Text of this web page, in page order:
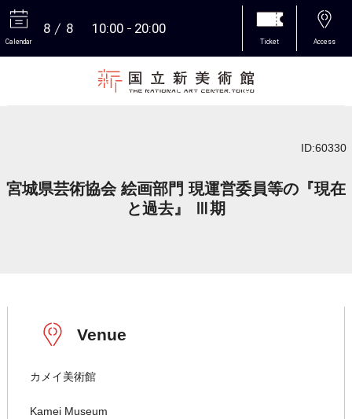
Calendar
8 8 10:00 20:00
Ticket Access
ID:60330
宮城県芸術協会 絵画部門 現運営委員等の『現在
と過去』 Ⅲ期
Venue
カメイ美術館
Kamei Museum